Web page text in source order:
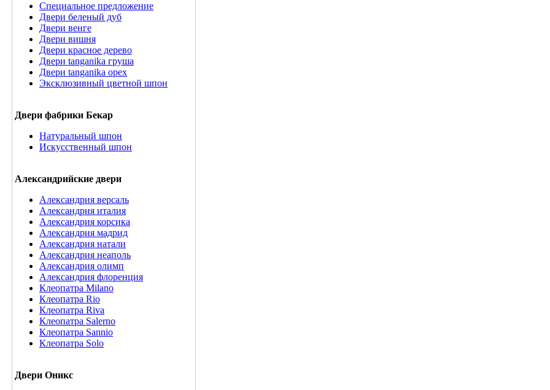
Специальное предложение
Двери беленый дуб
Двери венге
Двери вишня
Двери красное дерево
Двери tanganika груша
Двери tanganika oрех
Эксклюзивный цветной шпон
Двери фабрики Бекар
Натуральный шпон
Искусственный шпон
Александрийские двери
Александрия версаль
Александрия италия
Александрия корсика
Александрия мадрид
Александрия натали
Александрия неаполь
Александрия олимп
Александрия флоренция
Клеопатра Milano
Клеопатра Rio
Клеопатра Riva
Клеопатра Salerno
Клеопатра Sannio
Клеопатра Solo
Двери Оникс